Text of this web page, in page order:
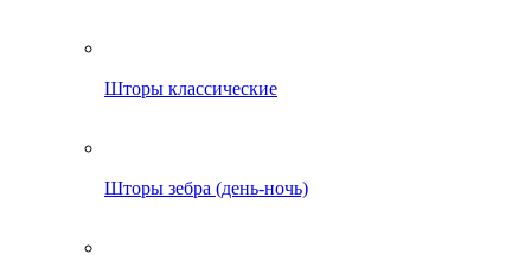
Шторы классические
Шторы зебра (день-ночь)